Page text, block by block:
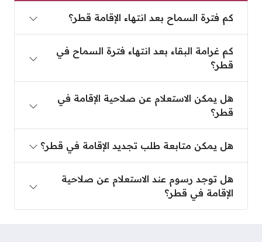
كم فترة السماح بعد انتهاء الإقامة قطر؟
كم غرامة البقاء بعد انتهاء فترة السماح في
قطر؟
هل يمكن الاستعلام عن صلاحية الإقامة في
قطر؟
هل يمكن متابعة طلب تجديد الإقامة في قطر؟
هل توجد رسوم عند الاستعلام عن صلاحية
الإقامة في قطر؟